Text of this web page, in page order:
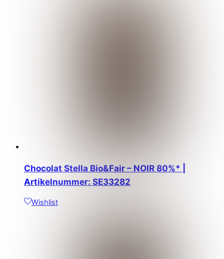
Chocolat Stella Bio&Fair – NOIR 80%* |
Artikelnummer: SE33282
Wishlist